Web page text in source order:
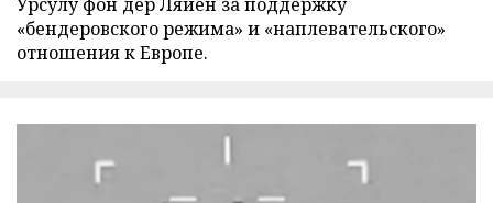
Урсулу фон дер Ляйен за поддержку
«бендеровского режима» и «наплевательского»
отношения к Европе.